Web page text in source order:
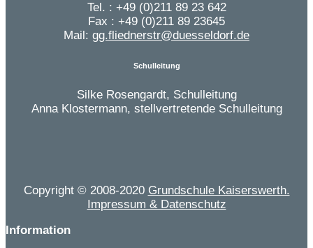
Tel. : +49 (0)211 89 23 642
Fax : +49 (0)211 89 23645
Mail: gg.fliednerstr@duesseldorf.de
Schulleitung
Silke Rosengardt, Schulleitung
Anna Klostermann, stellvertretende Schulleitung
Copyright © 2008-2020 Grundschule Kaiserswerth.
Impressum & Datenschutz
Information